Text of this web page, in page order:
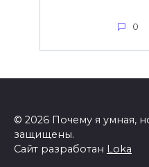
0
© 2026 Почему я умная,
защищены.
Сайт разработан Loka